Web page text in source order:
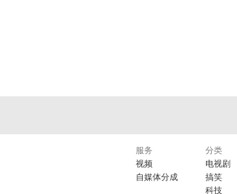
服务
视频
自媒体分成
分类
电视剧
搞笑
科技